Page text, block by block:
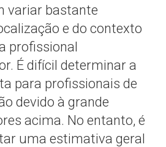
variar bastante
e do contexto
profissional
É difícil determinar a
para profissionais de
devido à grande
acima. No entanto, é
uma estimativa geral